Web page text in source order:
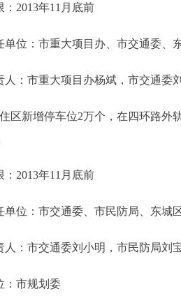
2013年11月底前
：市重大项目办、市交通委、
市重大项目办杨斌，市交通委
新增停车位2万个，在四环路外轨
2013年11月底前
：市交通委、市民防局、东城区
市交通委刘小明，市民防局刘
市规划委